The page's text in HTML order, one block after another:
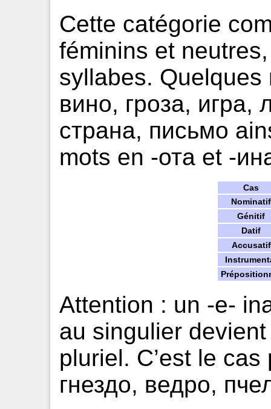
Cette catégorie
féminins et
syllabes.
вино, гроза, игра,
страна, письмо
mots en -ота et -
Cas
Nominatif
Génitif
Datif
Accusatif
Attention : un -е-
au singulier
pluriel. C’est le
гнездо, ведро,